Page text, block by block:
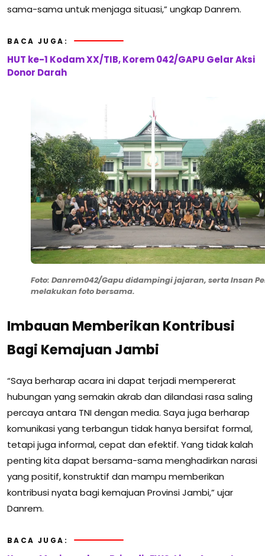
sama-sama untuk menjaga situasi,” ungkap Danrem.
BACA JUGA:
HUT ke-1 Kodam XX/TIB, Korem 042/GAPU Gelar Aksi
Donor Darah
Foto: Danrem042/Gapu didampingi jajaran, serta Insan
melakukan foto bersama.
Imbauan Memberikan Kontribusi
Bagi Kemajuan Jambi
“Saya berharap acara ini dapat terjadi mempererat
hubungan yang semakin akrab dan dilandasi rasa saling
percaya antara TNI dengan media. Saya juga berharap
komunikasi yang terbangun tidak hanya bersifat formal,
tetapi juga informal, cepat dan efektif. Yang tidak kalah
penting kita dapat bersama-sama menghadirkan narasi
yang positif, konstruktif dan mampu memberikan
kontribusi nyata bagi kemajuan Provinsi Jambi,” ujar
Danrem.
BACA JUGA: